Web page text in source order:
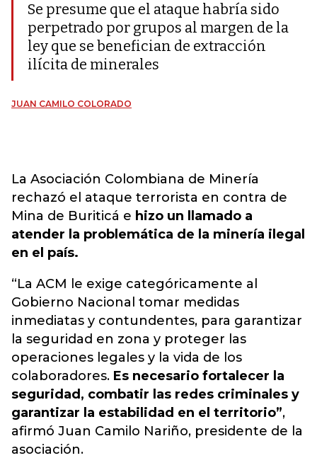
Se presume que el ataque habría sido
perpetrado por grupos al margen de la
ley que se benefician de extracción
ilícita de minerales
JUAN CAMILO COLORADO
La Asociación Colombiana de Minería
rechazó el ataque terrorista en contra de
Mina de Buriticá e hizo un llamado a
atender la problemática de la minería ilegal
en el país.
“La ACM le exige categóricamente al
Gobierno Nacional tomar medidas
inmediatas y contundentes, para garantizar
la seguridad en zona y proteger las
operaciones legales y la vida de los
colaboradores. Es necesario fortalecer la
seguridad, combatir las redes criminales y
garantizar la estabilidad en el territorio”,
afirmó Juan Camilo Nariño, presidente de la
asociación.